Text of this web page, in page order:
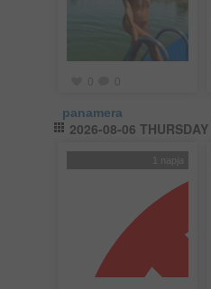
panamera
2026-08-06 THURSDAY
1 napja